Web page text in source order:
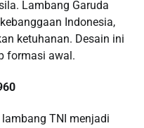
Lambang Garuda
Indonesia,
ketuhanan. Desain ini
formasi awal.
TNI menjadi